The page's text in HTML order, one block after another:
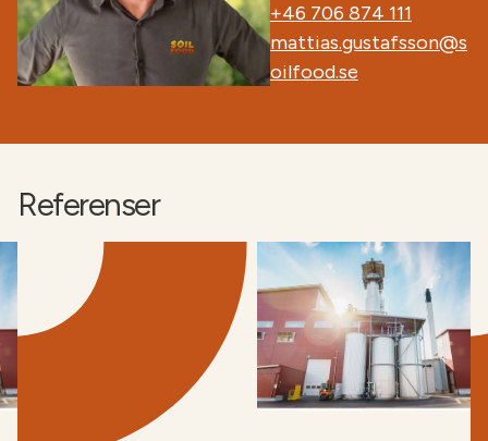
+46 706 874 111
mattias.gustafsson@s
oilfood.se
Referenser